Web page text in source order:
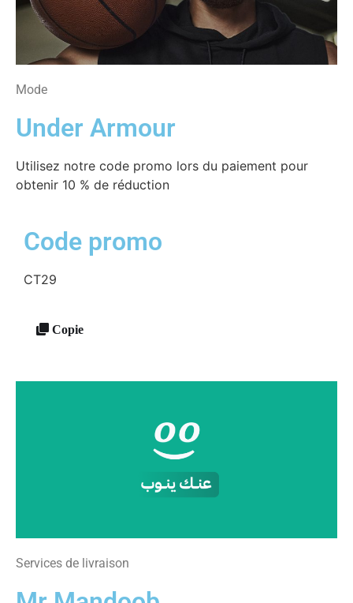
Mode
Under Armour
Utilisez notre code promo lors du paiement pour
obtenir 10 % de réduction
Code promo
CT29
Copie
Services de livraison